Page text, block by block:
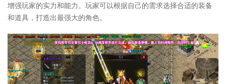
增强玩家的实力和能力。玩家可以根据自己的需求选择合适的装备
和道具，打造出最强大的角色。